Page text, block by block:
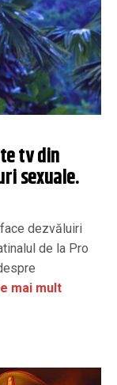
tv din
sexuale.
dezvăluiri
de la Pro
mai mult